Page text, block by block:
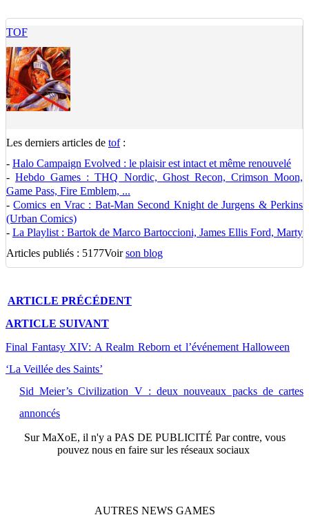
TOF
Les derniers articles de tof:
- Halo Campaign Evolved : le plaisir est intact et même renouvelé
-Hebdo Games : THQ Nordic, Ghost Recon, Crimson Moon,
Game Pass, Fire Emblem, ...
-Comics en Vrac : Bat-Man Second Knight de Jurgens & Perkins
(Urban Comics)
- La Playlist : Bartok de Marco Bartoccioni, James Ellis Ford, Marty
Articles publiés : 5177Voirson blog
ARTICLE PRÉCÉDENT
ARTICLE SUIVANT
Final Fantasy XIV: A Realm Reborn et l’événement Halloween
‘La Veillée des Saints’
Sid Meier’s Civilization V : deux nouveaux packs de cartes
annoncés
SurMaXoE, il n'y a PAS DE PUBLICITÉ Par contre, vous
pouvez nous en faire sur les réseaux sociaux
AUTRES NEWS GAMES